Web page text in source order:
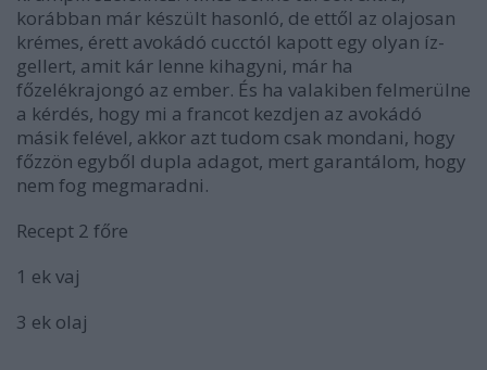
korábban már készült hasonló, de ettől az olajosan
krémes, érett avokádó cucctól kapott egy olyan íz-
gellert, amit kár lenne kihagyni, már ha
főzelékrajongó az ember. És ha valakiben felmerülne
a kérdés, hogy mi a francot kezdjen az avokádó
másik felével, akkor azt tudom csak mondani, hogy
főzzön egyből dupla adagot, mert garantálom, hogy
nem fog megmaradni.
Recept 2 főre
1 ek vaj
3 ek olaj